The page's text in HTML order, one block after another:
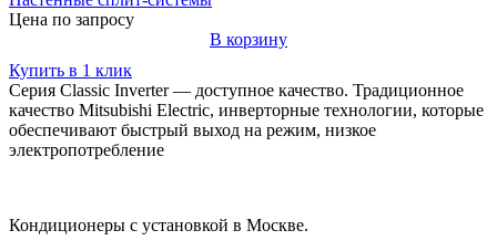
Цена по запросу
В корзину
Купить в 1 клик
Серия Classic Inverter — доступное качество. Традиционное
качество Mitsubishi Electric, инверторные технологии, которые
обеспечивают быстрый выход на режим, низкое
электропотребление
Кондиционеры с установкой в Москве.